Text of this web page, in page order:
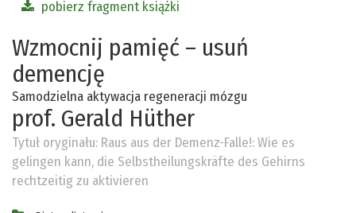
pobierz fragment książki
Wzmocnij pamięć – usuń
demencję
Samodzielna aktywacja regeneracji mózgu
prof. Gerald Hüther
Tytuł oryginału: Raus aus der Demenz-Falle!: Wie es
gelingen kann, die Selbstheilungskräfte des Gehirns
rechtzeitig zu aktivieren